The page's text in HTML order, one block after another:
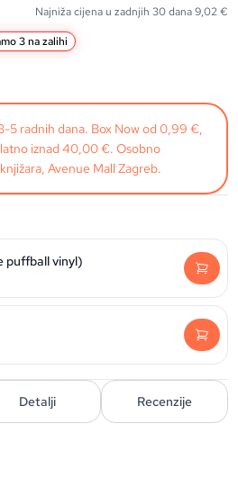
Najniža cijena u zadnjih 30 dana9,02€
3 na zalihi
5 radnih dana. Box Now od 0,99 €,
iznad 40,00 €. Osobno
Avenue Mall Zagreb.
puffball vinyl)
Detalji Recenzije